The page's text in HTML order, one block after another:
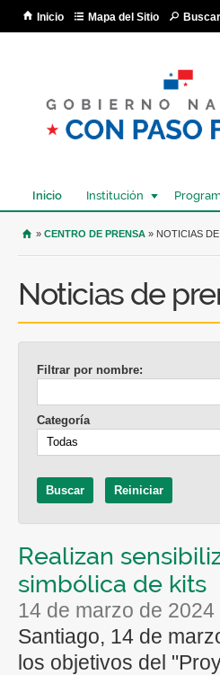
Inicio Mapa del Sitio Buscar
Inicio Institución
USTED SE ENCUENTRA
» CENTRO DE PRENSA » NOTICIAS
Noticias de
Filtrar por nombre:
Categoría
Realizan
simbólica de kits
14 de marzo de 2024
Santiago, 14 de
los objetivos del